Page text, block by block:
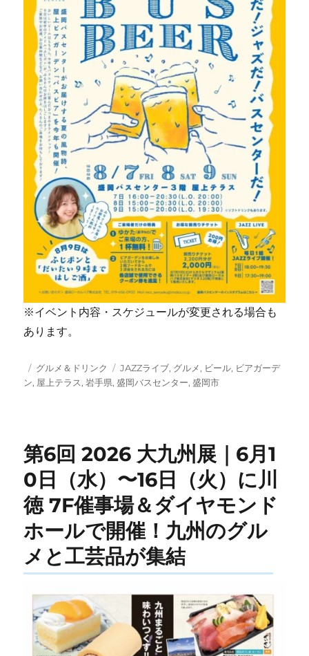
※イベント内容・スケジュールが変更される場合も
あります。
投
稿
カ
テ
グルメ＆ドリンク
タ
グ
JAZZライブ, グルメ, ビール, ビアガーデ
ン, 屋上テラス,岩手県,盛岡バスセンター,盛岡市
第6回 2026 大九州展｜6月1
0日（水）〜16日（火）に川
徳 7F催事場＆ダイヤモンド
ホールで開催！九州のグル
メと工芸品が集結